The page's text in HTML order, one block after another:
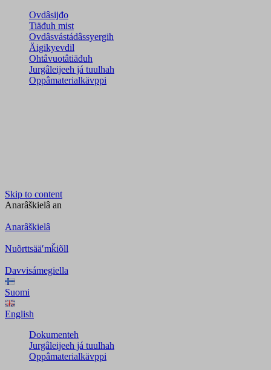
Ovdâsijđo
Tiäđuh mist
Ovdâsvástádâssyergih
Äigikyevdil
Ohtâvuotâtiäđuh
Jurgâleijeeh já tuulhah
Oppâmaterialkävppi
Skip to content
Anarâškielâ an
Anarâškielâ
Nuõrttsääʹmǩiõll
Davvisámegiella
Suomi
English
Dokumenteh
Jurgâleijeeh já tuulhah
Oppâmaterialkävppi